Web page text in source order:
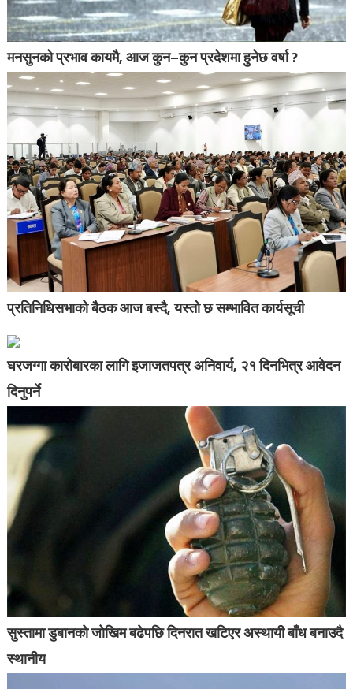
मनसुनको प्रभाव कायमै, आज कुन–कुन प्रदेशमा हुनेछ वर्षा ?
प्रतिनिधिसभाको बैठक आज बस्दै, यस्तो छ सम्भावित कार्यसूची
घरजग्गा कारोबारका लागि इजाजतपत्र अनिवार्य, २१ दिनभित्र आवेदन
दिनुपर्ने
सुस्तामा डुबानको जोखिम बढेपछि दिनरात खटिएर अस्थायी बाँध बनाउदै
स्थानीय